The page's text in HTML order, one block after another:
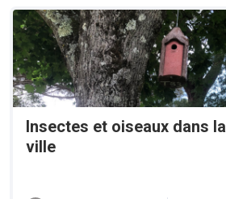
Insectes et oiseaux dans la
ville